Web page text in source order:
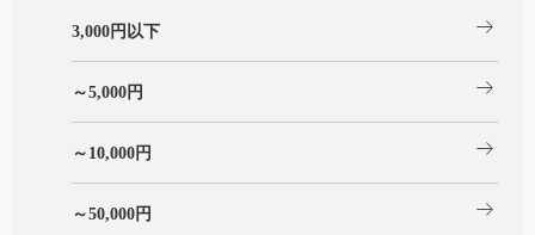
3,000円以下 arrow_right_alt
～5,000円 arrow_right_alt
～10,000円 arrow_right_alt
～50,000円 arrow_right_alt